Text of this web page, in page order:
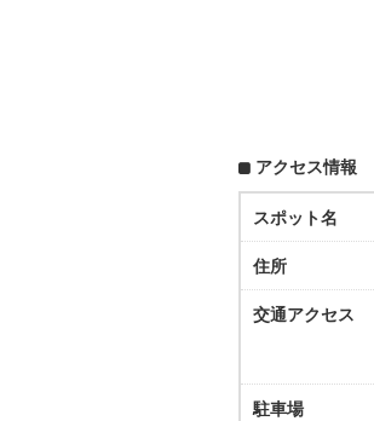
アクセス情報
スポット名
住所
交通アクセス
駐車場